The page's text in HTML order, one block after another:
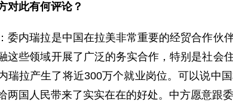
对此有何评论？
内瑞拉是中国在拉美非常重要的经贸合作伙伴
这些领域开展了广泛的务实合作，特别是社会
瑞拉产生了将近300万个就业岗位。可以说中
两国人民带来了实实在在的好处。中方愿意跟